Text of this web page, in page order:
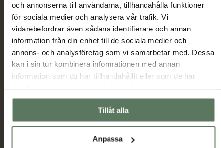
och annonserna till användarna, tillhandahålla funktioner
för sociala medier och analysera vår trafik. Vi
vidarebefordrar även sådana identifierare och annan
information från din enhet till de sociala medier och
annons- och analysföretag som vi samarbetar med. Dessa
kan i sin tur kombinera informationen med annan
information som du har tillhandahållit eller som de har
Tillåt alla
Anpassa
Herr
Miljö & hållbarhet
Ambassadörer
Samarbetspartners
Jag har tagit del av hur Tuxer hanterar
uppgifterna som hämtas in via formuläret och jag
godkänner behandlingen enligt
Skicka